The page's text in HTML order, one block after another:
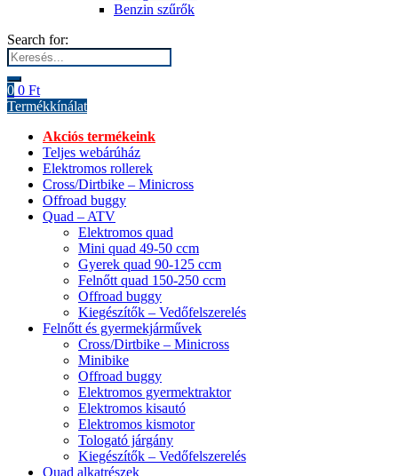
Benzin szűrők
Search for:
0 0 Ft
Termékkínálat
Akciós termékeink
Teljes webárúház
Elektromos rollerek
Cross/Dirtbike – Minicross
Offroad buggy
Quad – ATV
Elektromos quad
Mini quad 49-50 ccm
Gyerek quad 90-125 ccm
Felnőtt quad 150-250 ccm
Offroad buggy
Kiegészítők – Vedőfelszerelés
Felnőtt és gyermekjárművek
Cross/Dirtbike – Minicross
Minibike
Offroad buggy
Elektromos gyermektraktor
Elektromos kisautó
Elektromos kismotor
Tologató járgány
Kiegészítők – Vedőfelszerelés
Quad alkatrészek